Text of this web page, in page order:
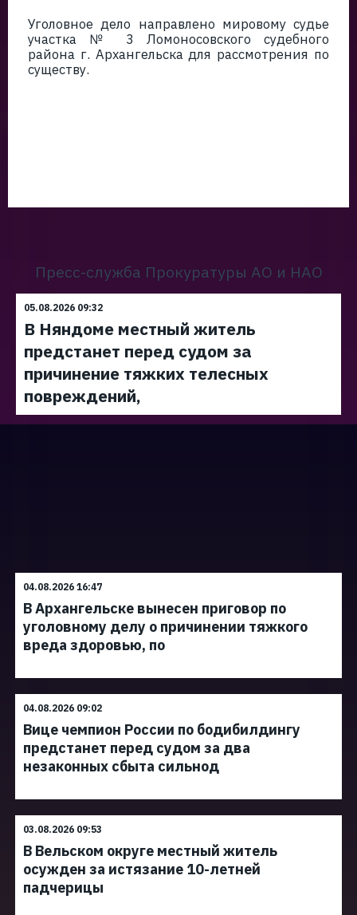
Уголовное дело направлено мировому судье
участка № 3 Ломоносовского судебного
района г. Архангельска для рассмотрения по
существу.
Пресс-служба Прокуратуры АО и НАО
05.08.2026 09:32
В Няндоме местный житель
предстанет перед судом за
причинение тяжких телесных
повреждений,
04.08.2026 16:47
В Архангельске вынесен приговор по
уголовному делу о причинении тяжкого
вреда здоровью, по
04.08.2026 09:02
Вице чемпион России по бодибилдингу
предстанет перед судом за два
незаконных сбыта сильнод
03.08.2026 09:53
В Вельском округе местный житель
осужден за истязание 10-летней
падчерицы